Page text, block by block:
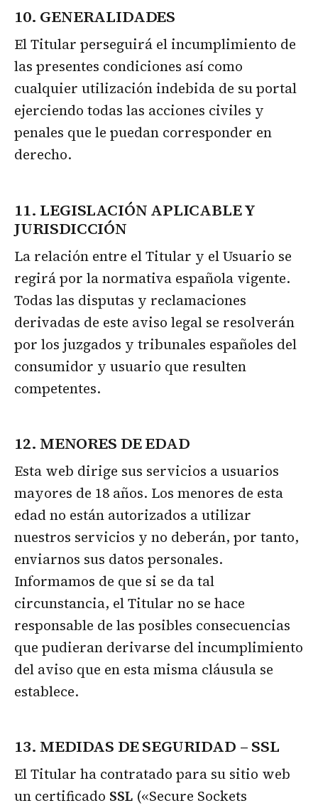
10. GENERALIDADES
El Titular perseguirá el incumplimiento de
las presentes condiciones así como
cualquier utilización indebida de su portal
ejerciendo todas las acciones civiles y
penales que le puedan corresponder en
derecho.
11. LEGISLACIÓN APLICABLE Y
JURISDICCIÓN
La relación entre el Titular y el Usuario se
regirá por la normativa española vigente.
Todas las disputas y reclamaciones
derivadas de este aviso legal se resolverán
por los juzgados y tribunales españoles del
consumidor y usuario que resulten
competentes.
12. MENORES DE EDAD
Esta web dirige sus servicios a usuarios
mayores de 18 años. Los menores de esta
edad no están autorizados a utilizar
nuestros servicios y no deberán, por tanto,
enviarnos sus datos personales.
Informamos de que si se da tal
circunstancia, el Titular no se hace
responsable de las posibles consecuencias
que pudieran derivarse del incumplimiento
del aviso que en esta misma cláusula se
establece.
13. MEDIDAS DE SEGURIDAD – SSL
El Titular ha contratado para su sitio web
un certificado SSL («Secure Sockets